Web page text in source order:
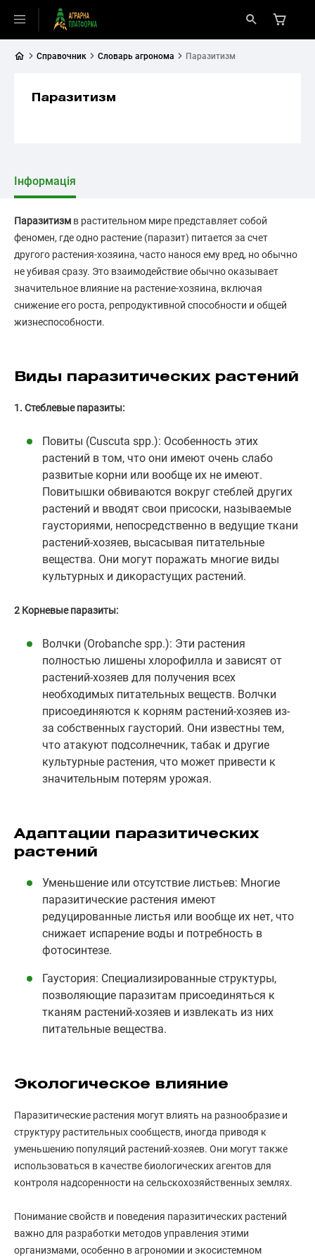
Справочник Словарь агронома Паразитизм
Паразитизм
Інформація
Паразитизм в растительном мире представляет собой
феномен, где одно растение (паразит) питается за счет
другого растения-хозяина, часто нанося ему вред, но обычно
не убивая сразу. Это взаимодействие обычно оказывает
значительное влияние на растение-хозяина, включая
снижение его роста, репродуктивной способности и общей
жизнеспособности.
Виды паразитических растений
1. Стеблевые паразиты:
Повиты (Cuscuta spp.): Особенность этих
растений в том, что они имеют очень слабо
развитые корни или вообще их не имеют.
Повитышки обвиваются вокруг стеблей других
растений и вводят свои присоски, называемые
гаусториями, непосредственно в ведущие ткани
растений-хозяев, высасывая питательные
вещества. Они могут поражать многие виды
культурных и дикорастущих растений.
2 Корневые паразиты:
Волчки (Orobanche spp.): Эти растения
полностью лишены хлорофилла и зависят от
растений-хозяев для получения всех
необходимых питательных веществ. Волчки
присоединяются к корням растений-хозяев из-
за собственных гаусторий. Они известны тем,
что атакуют подсолнечник, табак и другие
культурные растения, что может привести к
значительным потерям урожая.
Адаптации паразитических
растений
Уменьшение или отсутствие листьев: Многие
паразитические растения имеют
редуцированные листья или вообще их нет, что
снижает испарение воды и потребность в
фотосинтезе.
Гаустория: Специализированные структуры,
позволяющие паразитам присоединяться к
тканям растений-хозяев и извлекать из них
питательные вещества.
Экологическое влияние
Паразитические растения могут влиять на разнообразие и
структуру растительных сообществ, иногда приводя к
уменьшению популяций растений-хозяев. Они могут также
использоваться в качестве биологических агентов для
контроля надсоренности на сельскохозяйственных землях.
Понимание свойств и поведения паразитических растений
важно для разработки методов управления этими
организмами, особенно в агрономии и экосистемном